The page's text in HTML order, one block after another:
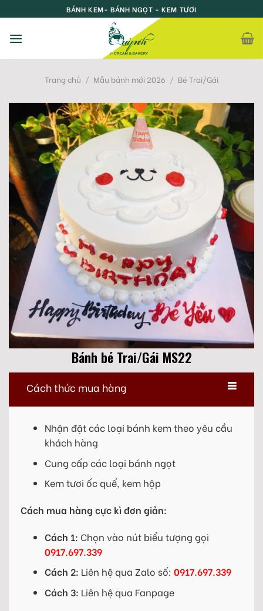
to
content
BÁNH KEM- BÁNH NGỌT - KEM TƯƠI
Trang chủ / Mẫu bánh mới 2026 / Bé Trai/Gái
Bánh bé Trai/Gái MS22
Cách thức mua hàng
Nhận đặt các loại bánh kem theo yêu cầu
khách hàng
Cung cấp các loại bánh ngọt
Kem tươi ốc quế, kem hộp
Cách mua hàng cực kì đơn giản:
Cách 1: Chọn vào nút biểu tượng gọi
0917.697.339
Cách 2: Liên hệ qua Zalo số: 0917.697.339
Cách 3: Liên hệ qua Fanpage